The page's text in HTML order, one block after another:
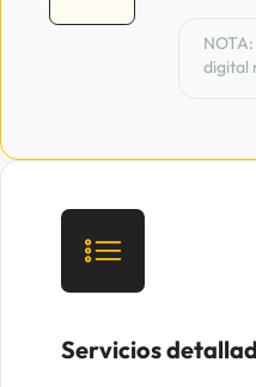
digital
Servicios